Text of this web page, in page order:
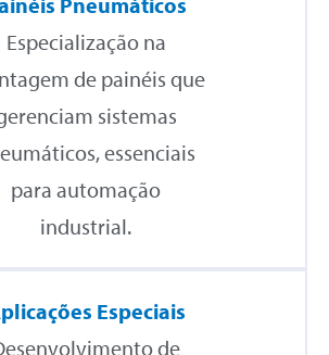
Especialização na
de painéis que
sistemas
essenciais
para automação
industrial.
Especiais
de